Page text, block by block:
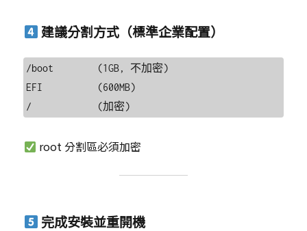
建議分割方式（標準企業配置）
/boot        (1GB, 不加密)
EFI          (600MB)
root 分割區必須加密
完成安裝並重開機